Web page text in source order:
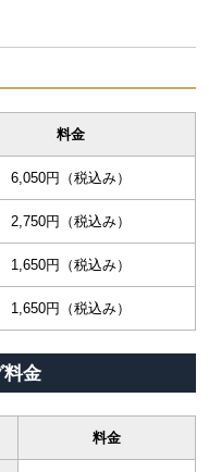
料金
6,050円（税込み）
2,750円（税込み）
1,650円（税込み）
1,650円（税込み）
金
料金